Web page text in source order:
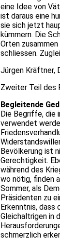
eine Idee von
ist daraus eine
sie sich jetzt
kümmern. Die
Orten
schliessen.
Jürgen Kräftner,
Zweiter Teil des
Begleitende
Die Begriffe, die
verwendet
Bevölkerung ist
Gerechtigkeit.
während des
wo nötig, finden
Sommer, als
Präsidenten zu
Erkenntnis, dass
Gleichaltrigen in
schmerzlich